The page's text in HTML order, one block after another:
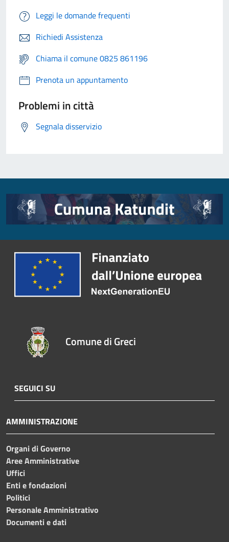
Leggi le domande frequenti
Richiedi Assistenza
Chiama il comune 0825 861196
Prenota un appuntamento
Problemi in città
Segnala disservizio
Comune di Greci
SEGUICI SU
AMMINISTRAZIONE
Organi di Governo
Aree Amministrative
Uffici
Enti e fondazioni
Politici
Personale Amministrativo
Documenti e dati